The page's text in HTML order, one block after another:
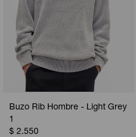
Buzo Rib Hombre - Light Grey
1
$ 2.550